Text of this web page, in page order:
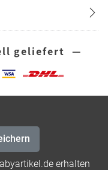
geliefert —
erhalten